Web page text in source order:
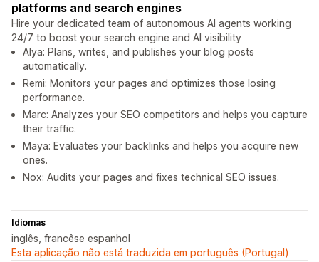
platforms and search engines
Hire your dedicated team of autonomous AI agents working
24/7 to boost your search engine and AI visibility
Alya: Plans, writes, and publishes your blog posts
automatically.
Remi: Monitors your pages and optimizes those losing
performance.
Marc: Analyzes your SEO competitors and helps you capture
their traffic.
Maya: Evaluates your backlinks and helps you acquire new
ones.
Nox: Audits your pages and fixes technical SEO issues.
Idiomas
inglês, francêse espanhol
Esta aplicação não está traduzida em português (Portugal)